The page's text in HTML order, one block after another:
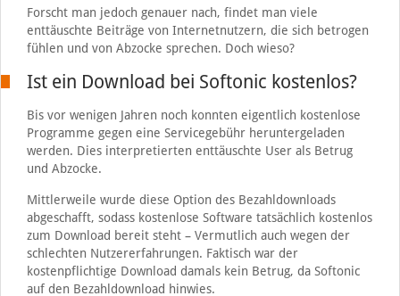
Forscht man jedoch genauer nach, findet man viele
enttäuschte Beiträge von Internetnutzern, die sich betrogen
fühlen und von Abzocke sprechen. Doch wieso?
Ist ein Download bei Softonic kostenlos?
Bis vor wenigen Jahren noch konnten eigentlich kostenlose
Programme gegen eine Servicegebühr heruntergeladen
werden. Dies interpretierten enttäuschte User als Betrug
und Abzocke.
Mittlerweile wurde diese Option des Bezahldownloads
abgeschafft, sodass kostenlose Software tatsächlich kostenlos
zum Download bereit steht – Vermutlich auch wegen der
schlechten Nutzererfahrungen. Faktisch war der
kostenpflichtige Download damals kein Betrug, da Softonic
auf den Bezahldownload hinwies.